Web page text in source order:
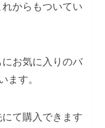
からもついてい
お気に⼊りのバ
ます。
て購⼊できます